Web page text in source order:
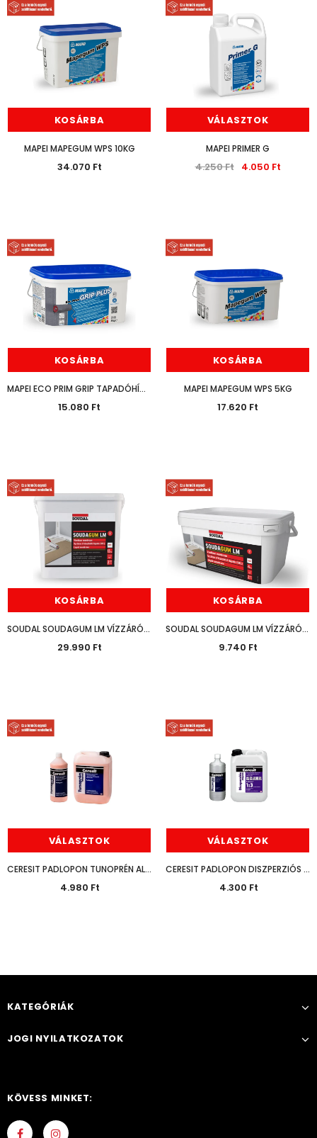
HÉRA BELTÉRI MATT FALFESTÉK FEHÉR 15L
13.630 Ft 10.990 Ft
KOSÁRBA
7.470 Ft 6.190 Ft
KOSÁRBA
KOSÁRBA
MAPEI MAPEGUM WPS 10KG
34.070 Ft
VÁLASZTOK
MAPEI PRIMER G
4.250 Ft 4.050 Ft
KOSÁRBA
MAPEI ECO PRIM GRIP TAPADÓHÍD 5KG
15.080 Ft
KOSÁRBA
MAPEI MAPEGUM WPS 5KG
17.620 Ft
KOSÁRBA
SOUDAL SOUDAGUM LM VÍZZÁRÓ FÓLIA 13KG
29.990 Ft
KOSÁRBA
SOUDAL SOUDAGUM LM VÍZZÁRÓ FÓLIA 4KG
9.740 Ft
VÁLASZTOK
CERESIT PADLOPON TUNOPRÉN ALAPOZÓ
4.980 Ft
VÁLASZTOK
CERESIT PADLOPON DISZPERZIÓS ALAPOZÓ
4.300 Ft
KATEGÓRIÁK
JOGI NYILATKOZATOK
KÖVESS MINKET: